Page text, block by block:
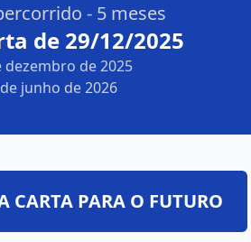
- 5 meses
de 29/12/2025
dezembro de 2025
junho de 2026
CARTA PARA O FUTURO